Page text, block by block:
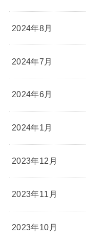
2024年8月
2024年7月
2024年6月
2024年1月
2023年12月
2023年11月
2023年10月